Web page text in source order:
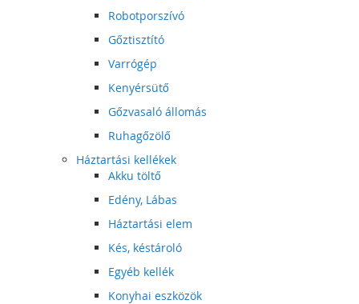
Robotporszívó
Gőztisztító
Varrógép
Kenyérsütő
Gőzvasaló állomás
Ruhagőzölő
Háztartási kellékek
Akku töltő
Edény, Lábas
Háztartási elem
Kés, késtároló
Egyéb kellék
Konyhai eszközök